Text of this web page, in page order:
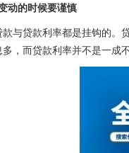
动的时候要谨慎
与贷款利率都是挂钩的。
，而贷款利率并不是一成